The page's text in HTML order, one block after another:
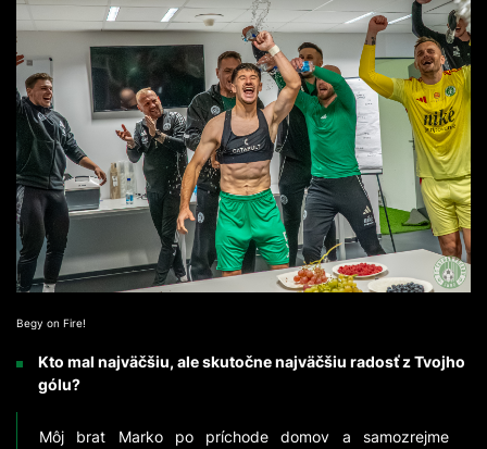
Begy on Fire!
Kto mal najväčšiu, ale skutočne najväčšiu radosť z Tvojho
gólu?
Môj brat Marko po príchode domov a samozrejme